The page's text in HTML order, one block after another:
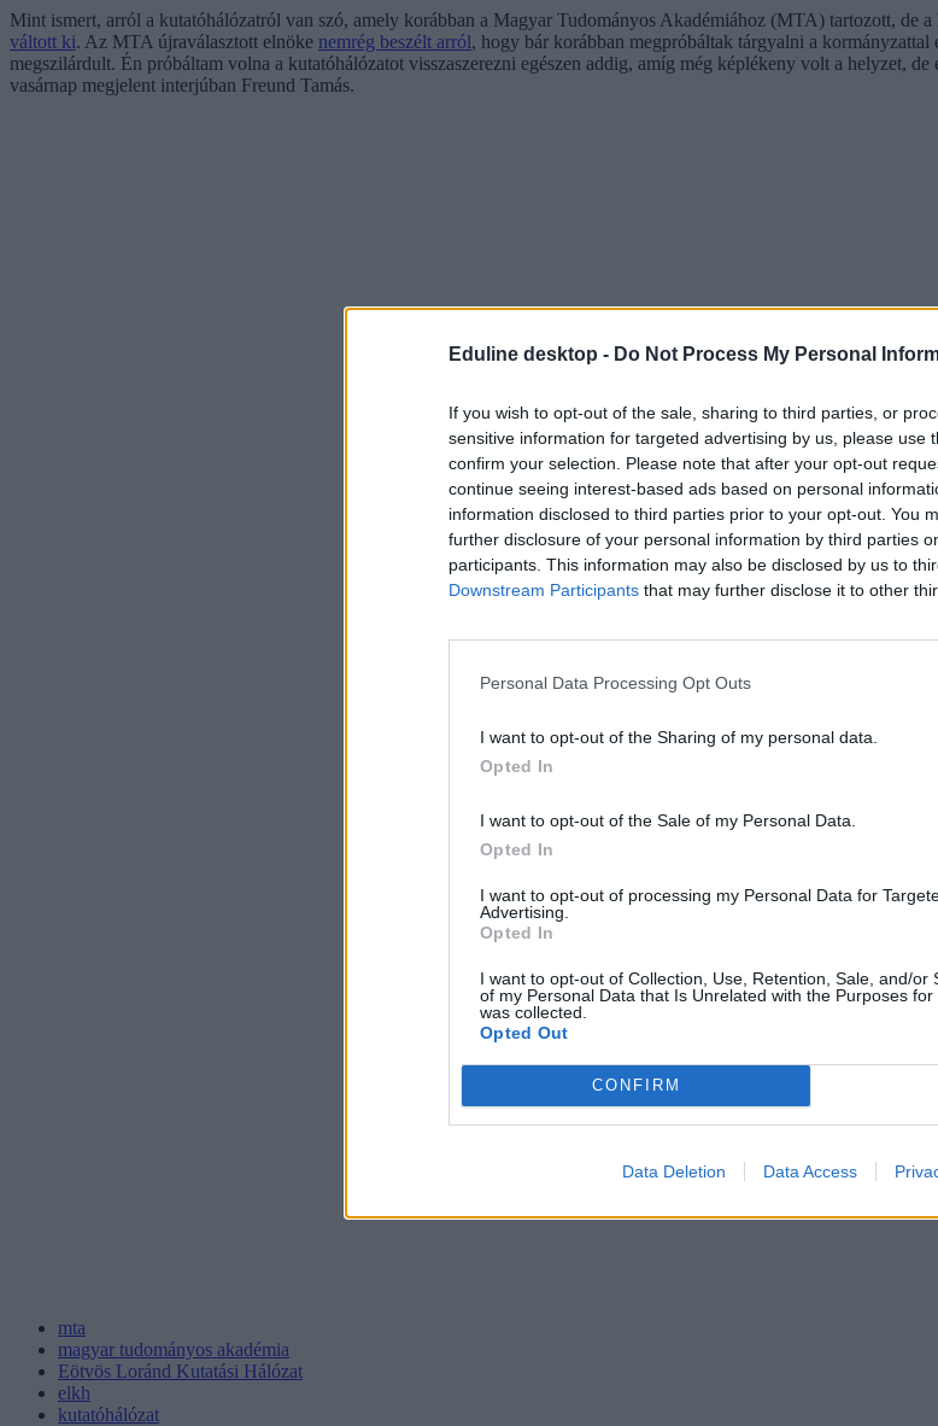
Eduline desktop - Do Not Process My Personal
If you wish to opt-out of the sale, sharing to third parties, or
sensitive information for targeted advertising by us, please use
confirm your selection. Please note that after your opt-out
continue seeing interest-based ads based on personal
information disclosed to third parties prior to your opt-out. You
further disclosure of your personal information by third parties
participants. This information may also be disclosed by us to
Downstream Participants that may further disclose it to other
Personal Data Processing Opt Outs
I want to opt-out of the Sharing of my personal data.
Opted In
I want to opt-out of the Sale of my Personal Data.
Opted In
I want to opt-out of processing my Personal Data for
Advertising.
Opted In
I want to opt-out of Collection, Use, Retention, Sale, and/or
of my Personal Data that Is Unrelated with the Purposes for
was collected.
Opted Out
CONFIRM
Data Deletion Data Access
Mint ismert, arról a kutatóhálózatról van szó, amely korábban a Magyar Tudományos Akadémiához (MTA) tartozott, de
váltott ki. Az MTA újraválasztott elnöke nemrég beszélt arról, hogy bár korábban megpróbáltak tárgyalni a
megszilárdult. Én próbáltam volna a kutatóhálózatot visszaszerezni egészen addig, amíg még képlékeny volt a helyzet,
vasárnap megjelent interjúban Freund Tamás.
mta
magyar tudományos akadémia
Eötvös Loránd Kutatási Hálózat
elkh
kutatóhálózat